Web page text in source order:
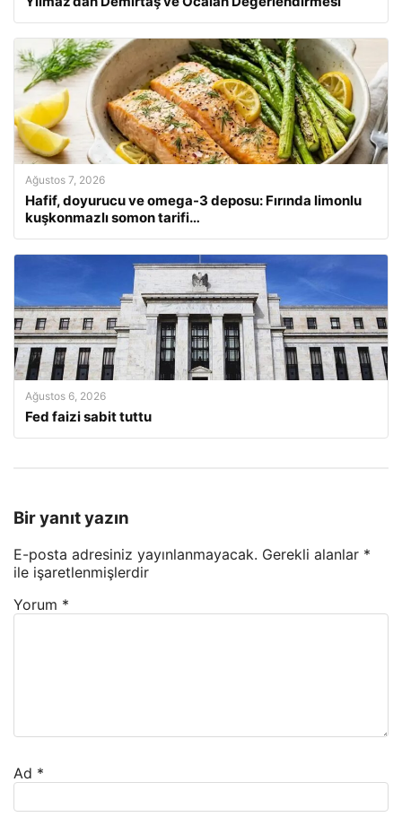
Ağustos 7, 2026
Hafif, doyurucu ve omega-3 deposu: Fırında limonlu
kuşkonmazlı somon tarifi…
Ağustos 6, 2026
Fed faizi sabit tuttu
Bir yanıt yazın
E-posta adresiniz yayınlanmayacak. Gerekli alanlar *
ile işaretlenmişlerdir
Yorum *
Ad *